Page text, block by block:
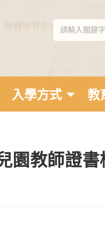
入學方式 教
園教師證